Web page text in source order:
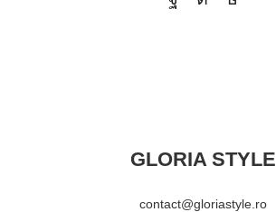
GLORIA STYLE
contact@gloriastyle.ro